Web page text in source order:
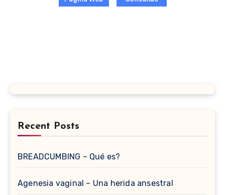
Recent Posts
BREADCUMBING – Qué es?
Agenesia vaginal – Una herida ansestral